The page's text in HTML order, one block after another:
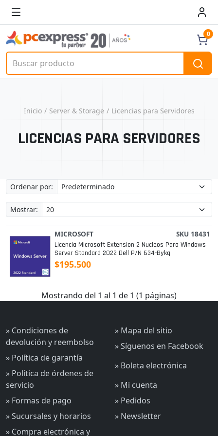
0
Inicio Server & Storage Licencias para Servidores
LICENCIAS PARA SERVIDORES
Ordenar por:
Mostrar:
MICROSOFT SKU 18431
Licencia Microsoft Extension 2 Nucleos Para Windows
Server Standard 2022 Dell P/n 634-Bykq
$195.500
Mostrando del 1 al 1 de 1 (1 páginas)
» Condiciones de
devolución y reembolso
» Política de garantía
» Política de órdenes de
servicio
» Formas de pago
» Sucursales y horarios
» Compra electrónica y
» Mapa del sitio
» Síguenos en Facebook
» Boleta electrónica
» Mi cuenta
» Pedidos
» Newsletter